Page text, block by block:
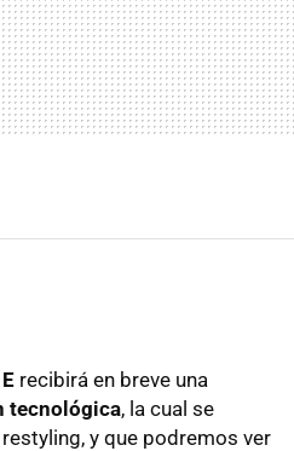
recibirá en breve una
tecnológica, la cual se
y que podremos ver